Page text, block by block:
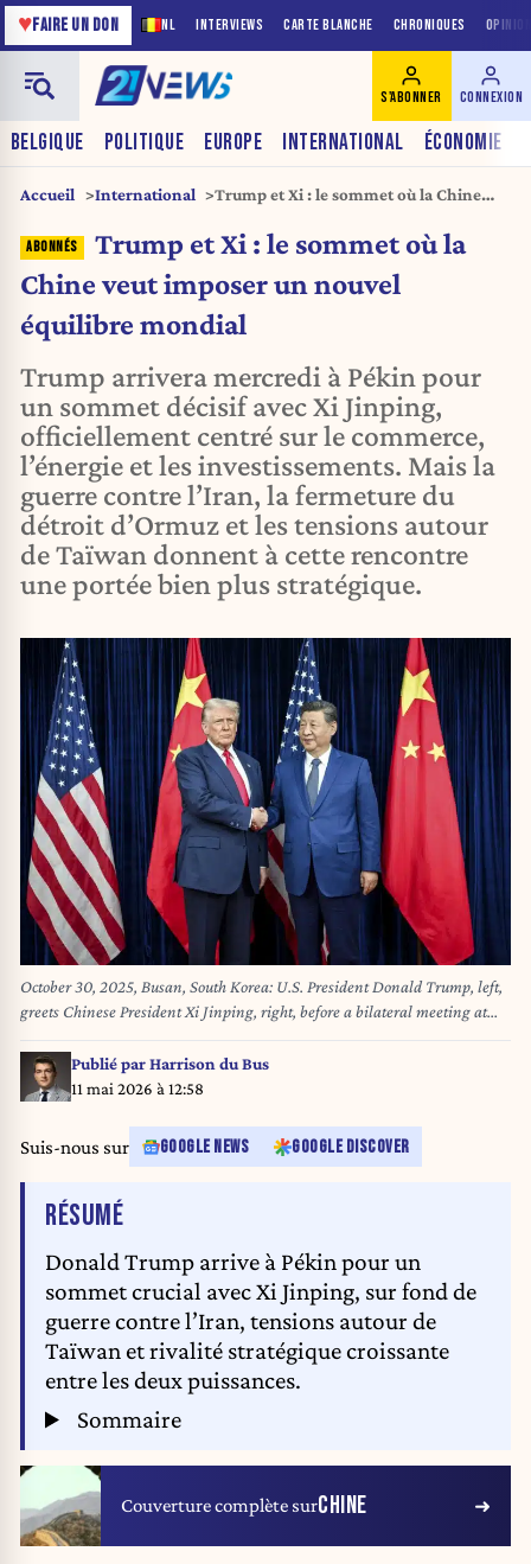
NL INTERVIEWS CARTE BLANCHE CHRONIQUES
♥FAIRE UN DON
BELGIQUE POLITIQUE EUROPE INTERNATIONAL ÉCONOMIE
S'ABONNER CONNEXION
Accueil International
Trump et Xi : le sommet où la Chine
mondial
Trump et Xi : le sommet où la
Chine veut imposer un nouvel
équilibre mondial
Trump arrivera mercredi à Pékin pour
un sommet décisif avec Xi Jinping,
officiellement centré sur le commerce,
l’énergie et les investissements. Mais la
guerre contre l’Iran, la fermeture du
détroit d’Ormuz et les tensions autour
de Taïwan donnent à cette rencontre
une portée bien plus stratégique.
October 30, 2025, Busan, South Korea: U.S. President Donald Trump, left,
greets Chinese President Xi Jinping, right, before a bilateral meeting at
Gimhae Air Base, October 30, 2025, in Busan, South Korea. (Credit Image:
© Daniel Torok/White House/Planet Pix via ZUMA Press Wire)
Publié parHarrison du Bus
11 mai 2026 à 12:58
Suis-nous sur GOOGLE NEWS GOOGLE DISCOVER
RÉSUMÉDE L'ARTICLE
Donald Trump arrive à Pékin pour un
sommet crucial avec Xi Jinping, sur fond de
guerre contre l’Iran, tensions autour de
Taïwan et rivalité stratégique croissante
entre les deux puissances.
Sommaire
Couverture complète surCHINE